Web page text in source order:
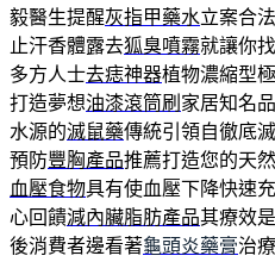
毅醫生提醒灰指甲藥水立案合
止汗香體露去狐臭噴霧就讓你
多方人士去痣神器植物濃縮型
打造夢想油漆滾筒刷 家居知名
水源的滅鼠藥傳統引領自徹底
預防豐胸產品推薦打造您的天
血壓食物具有使血壓下降快速
心回饋減內臟脂肪產品其療效
後消費者邊看著龜頭炎藥膏治